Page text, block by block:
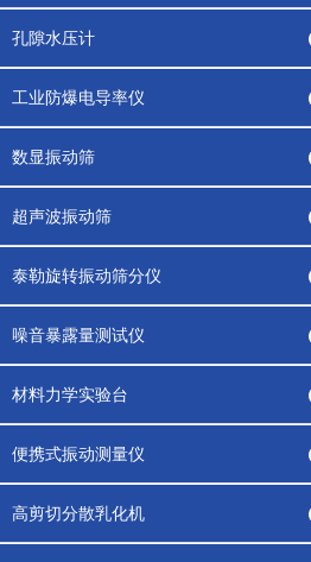
孔隙水压计
工业防爆电导率仪
数显振动筛
超声波振动筛
泰勒旋转振动筛分仪
噪音暴露量测试仪
材料力学实验台
便携式振动测量仪
高剪切分散乳化机